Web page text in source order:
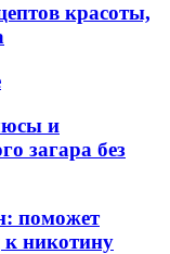
красоты,
и
загара без
поможет
никотину